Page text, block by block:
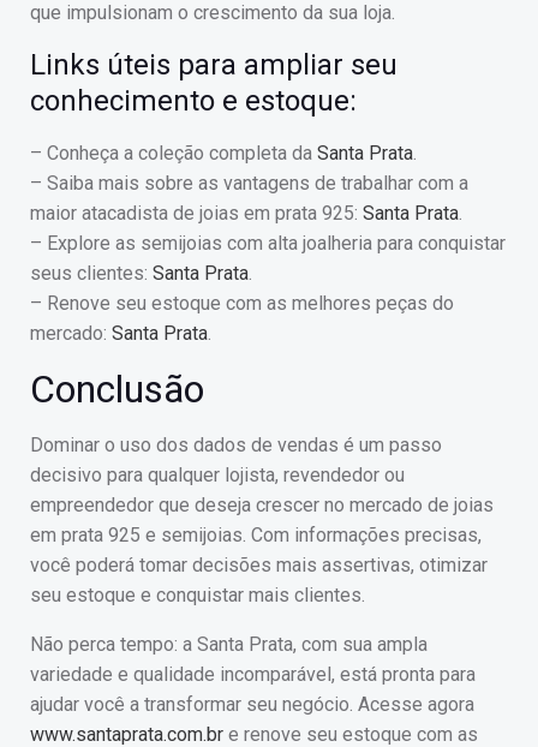
que impulsionam o crescimento da sua loja.
Links úteis para ampliar seu
conhecimento e estoque:
– Conheça a coleção completa da Santa Prata.
– Saiba mais sobre as vantagens de trabalhar com a
maior atacadista de joias em prata 925: Santa Prata.
– Explore as semijoias com alta joalheria para conquistar
seus clientes: Santa Prata.
– Renove seu estoque com as melhores peças do
mercado: Santa Prata.
Conclusão
Dominar o uso dos dados de vendas é um passo
decisivo para qualquer lojista, revendedor ou
empreendedor que deseja crescer no mercado de joias
em prata 925 e semijoias. Com informações precisas,
você poderá tomar decisões mais assertivas, otimizar
seu estoque e conquistar mais clientes.
Não perca tempo: a Santa Prata, com sua ampla
variedade e qualidade incomparável, está pronta para
ajudar você a transformar seu negócio. Acesse agora
www.santaprata.com.br e renove seu estoque com as